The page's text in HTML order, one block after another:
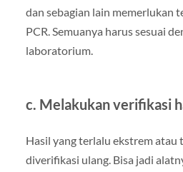
dan sebagian lain memerlukan
PCR. Semuanya harus sesuai
laboratorium.
c. Melakukan verifikasi
Hasil yang terlalu ekstrem atau
diverifikasi ulang. Bisa jadi